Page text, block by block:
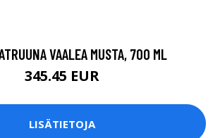
VAALEA MUSTA, 700 ML
345.45 EUR
LISÄTIETOJA